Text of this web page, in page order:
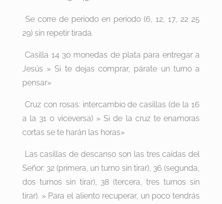
Se corre de periodo en periodo (6, 12, 17, 22 25
29) sin repetir tirada.
Casilla 14 30 monedas de plata para entregar a
Jesús » Si te dejas comprar, párate un turno a
pensar»
Cruz con rosas: intercambio de casillas (de la 16
a la 31 o viceversa) » Si de la cruz te enamoras
cortas se te harán las horas»
Las casillas de descanso son las tres caídas del
Señor: 32 (primera, un turno sin tirar), 36 (segunda,
dos turnos sin tirar), 38 (tercera, tres turnos sin
tirar). » Para el aliento recuperar, un poco tendrás